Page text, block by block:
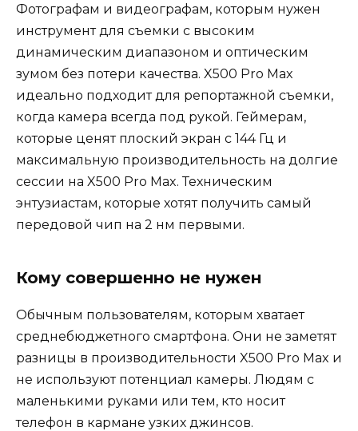
Фотографам и видеографам, которым нужен
инструмент для съемки с высоким
динамическим диапазоном и оптическим
зумом без потери качества. X500 Pro Max
идеально подходит для репортажной съемки,
когда камера всегда под рукой. Геймерам,
которые ценят плоский экран с 144 Гц и
максимальную производительность на долгие
сессии на X500 Pro Max. Техническим
энтузиастам, которые хотят получить самый
передовой чип на 2 нм первыми.
Кому совершенно не нужен
Обычным пользователям, которым хватает
среднебюджетного смартфона. Они не заметят
разницы в производительности X500 Pro Max и
не используют потенциал камеры. Людям с
маленькими руками или тем, кто носит
телефон в кармане узких джинсов.